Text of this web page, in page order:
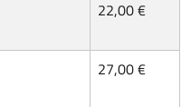
22,00 €
27,00 €